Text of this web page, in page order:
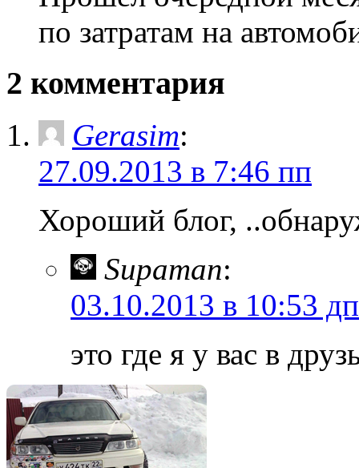
по затратам на
2 комментария
Gerasim:
27.09.2013 в 7:46 пп
Хороший блог,
Supaman:
03.10.2013 в 10:53 дп
это где я у вас в